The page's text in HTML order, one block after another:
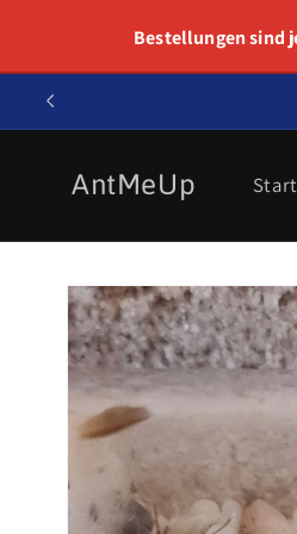
Bestellungen sind
AntMeUp
Zu
Produktinformationen
springen